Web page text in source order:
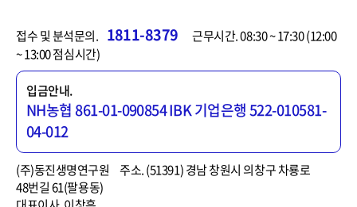
접수 및 분석문의. 1811-8379
근무시간. 08:30 ~ 17:30 (12:00
~ 13:00 점심시간)
입금안내.
NH농협 861-01-090854IBK 기업은행 522-010581-
04-012
(주)동진생명연구원
주소. (51391) 경남 창원시 의창구 차룡로
48번길 61(팔용동)